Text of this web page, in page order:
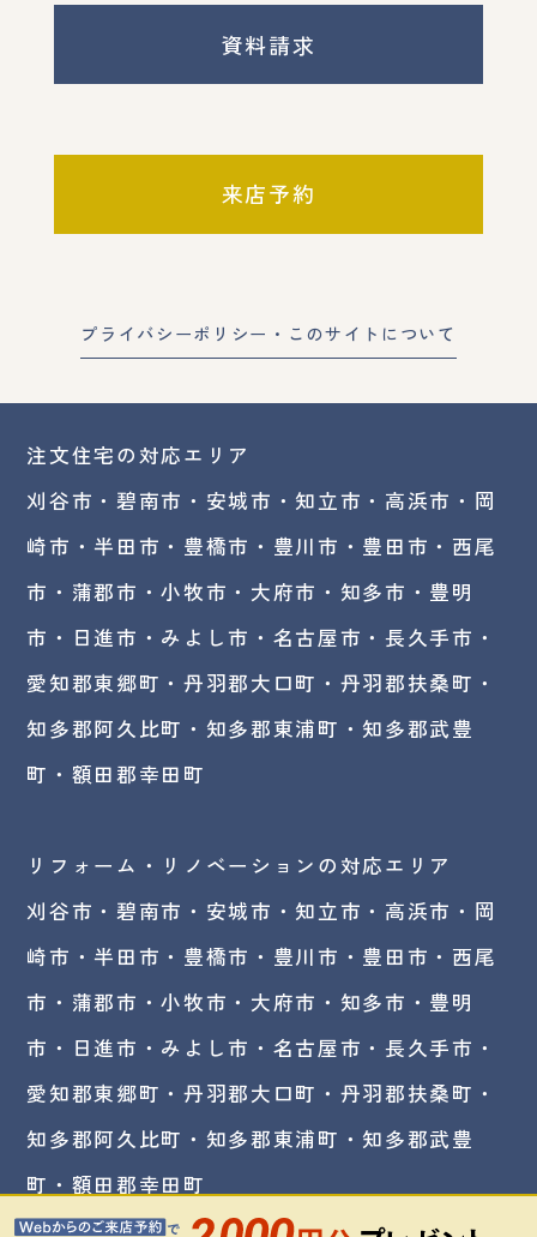
資料請求
来店予約
プライバシーポリシー・このサイトについて
注文住宅の対応エリア
刈谷市・碧南市・ 安城市 ・知立市 ・高浜市・ 岡
崎市 ・半田市・豊橋市・豊川市・豊田市・西尾
市・蒲郡市・小牧市・大府市・知多市・豊明
市・日進市・みよし市・ 名古屋市 ・長久手市・
愛知郡東郷町・丹羽郡大口町・丹羽郡扶桑町・
知多郡阿久比町・知多郡東浦町・知多郡武豊
町・額田郡幸田町
リフォーム・リノベーションの対応エリア
刈谷市・碧南市・ 安城市 ・知立市・高浜市・岡
崎市・半田市・豊橋市・豊川市・豊田市・西尾
市・蒲郡市・小牧市・大府市・知多市・豊明
市・日進市・みよし市・名古屋市・長久手市・
愛知郡東郷町・丹羽郡大口町・丹羽郡扶桑町・
知多郡阿久比町・知多郡東浦町・知多郡武豊
町・額田郡幸田町